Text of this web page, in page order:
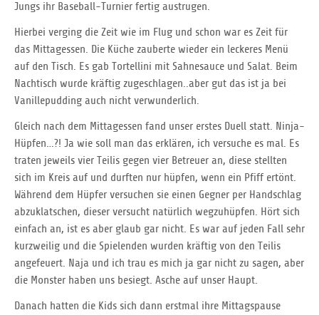
Jungs ihr Baseball-Turnier fertig austrugen.
Hierbei verging die Zeit wie im Flug und schon war es Zeit für
das Mittagessen. Die Küche zauberte wieder ein leckeres Menü
auf den Tisch. Es gab Tortellini mit Sahnesauce und Salat. Beim
Nachtisch wurde kräftig zugeschlagen..aber gut das ist ja bei
Vanillepudding auch nicht verwunderlich.
Gleich nach dem Mittagessen fand unser erstes Duell statt. Ninja-
Hüpfen…?! Ja wie soll man das erklären, ich versuche es mal. Es
traten jeweils vier Teilis gegen vier Betreuer an, diese stellten
sich im Kreis auf und durften nur hüpfen, wenn ein Pfiff ertönt.
Während dem Hüpfer versuchen sie einen Gegner per Handschlag
abzuklatschen, dieser versucht natürlich wegzuhüpfen. Hört sich
einfach an, ist es aber glaub gar nicht. Es war auf jeden Fall sehr
kurzweilig und die Spielenden wurden kräftig von den Teilis
angefeuert. Naja und ich trau es mich ja gar nicht zu sagen, aber
die Monster haben uns besiegt. Asche auf unser Haupt.
Danach hatten die Kids sich dann erstmal ihre Mittagspause